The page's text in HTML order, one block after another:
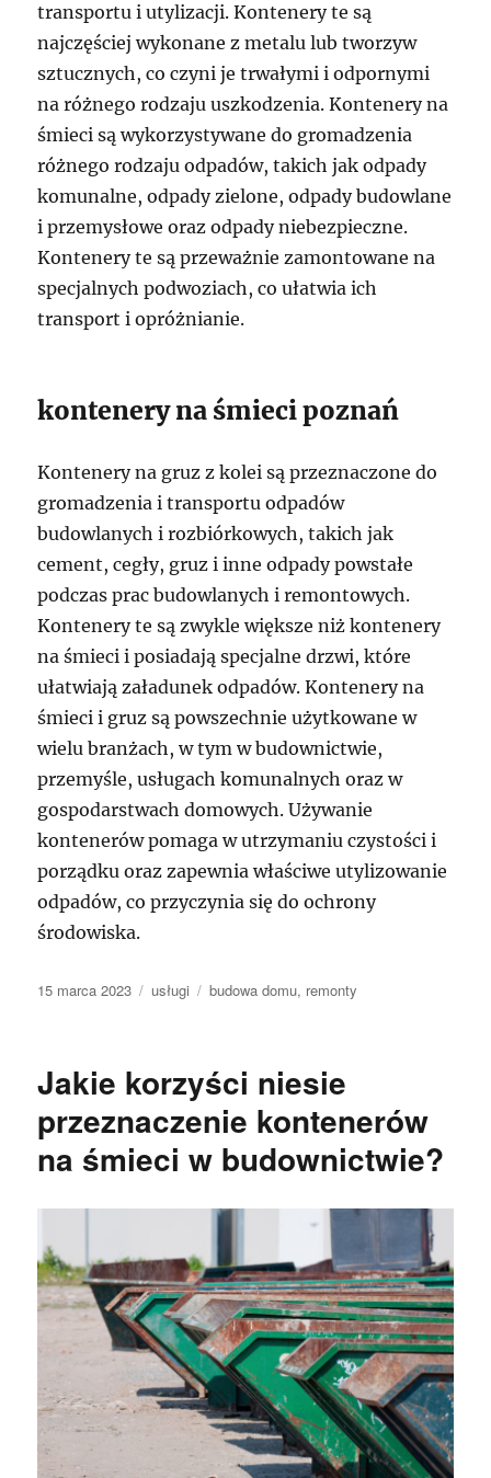
transportu i utylizacji. Kontenery te są
najczęściej wykonane z metalu lub tworzyw
sztucznych, co czyni je trwałymi i odpornymi
na różnego rodzaju uszkodzenia. Kontenery na
śmieci są wykorzystywane do gromadzenia
różnego rodzaju odpadów, takich jak odpady
komunalne, odpady zielone, odpady budowlane
i przemysłowe oraz odpady niebezpieczne.
Kontenery te są przeważnie zamontowane na
specjalnych podwoziach, co ułatwia ich
transport i opróżnianie.
kontenery na śmieci poznań
Kontenery na gruz z kolei są przeznaczone do
gromadzenia i transportu odpadów
budowlanych i rozbiórkowych, takich jak
cement, cegły, gruz i inne odpady powstałe
podczas prac budowlanych i remontowych.
Kontenery te są zwykle większe niż kontenery
na śmieci i posiadają specjalne drzwi, które
ułatwiają załadunek odpadów. Kontenery na
śmieci i gruz są powszechnie użytkowane w
wielu branżach, w tym w budownictwie,
przemyśle, usługach komunalnych oraz w
gospodarstwach domowych. Używanie
kontenerów pomaga w utrzymaniu czystości i
porządku oraz zapewnia właściwe utylizowanie
odpadów, co przyczynia się do ochrony
środowiska.
Data
15 marca 2023 Kategorie
usługi Tagi
budowa domu, remonty
Jakie korzyści niesie
przeznaczenie kontenerów
na śmieci w budownictwie?